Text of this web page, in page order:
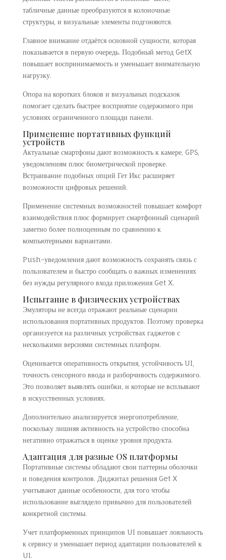
табличные данные преобразуются в колоночные
структуры, и визуальные элементы подгоняются.
Главное внимание отдаётся основной сущности, которая
показывается в первую очередь. Подобный метод GetX
повышает воспринимаемость и уменьшает внимательную
нагрузку.
Опора на коротких блоков и визуальных подсказок
помогает сделать быстрее восприятие содержимого при
условиях ограниченного площади панели.
Применение портативных функций
устройств
Актуальные смартфоны дают возможность к камере, GPS,
уведомлениям плюс биометрической проверке.
Встраивание подобных опций Гет Икс расширяет
возможности цифровых решений.
Применение системных возможностей повышает комфорт
взаимодействия плюс формирует смартфонный сценарий
заметно более полноценным по сравнению к
компьютерными вариантами.
Push-уведомления дают возможность сохранять связь с
пользователем и быстро сообщать о важных изменениях
без нужды регулярного входа приложения Get X.
Испытание в физических устройствах
Эмуляторы не всегда отражают реальные сценарии
использования портативных продуктов. Поэтому проверка
организуется на различных устройствах гаджетов с
несколькими версиями системных платформ.
Оценивается оперативность открытия, устойчивость UI,
точность сенсорного ввода и разборчивость содержимого.
Это позволяет выявлять ошибки, и которые не всплывают
в искусственных условиях.
Дополнительно анализируется энергопотребление,
поскольку лишняя активность на устройство способна
негативно отражаться в оценке уровня продукта.
Адаптация для разные OS платформы
Портативные системы обладают свои паттерны оболочки
и поведения контролов. Диджитал решения Get X
учитывают данные особенности, для того чтобы
использование выглядело привычно для пользователей
конкретной системы.
Учет платформенных принципов UI повышает лояльность
к сервису и уменьшает период адаптации пользователей к
UI.